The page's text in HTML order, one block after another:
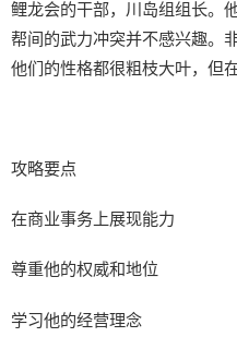
鲤龙会的干部，川岛组组长。
帮间的武力冲突并不感兴趣。
他们的性格都很粗枝大叶，但
攻略要点
在商业事务上展现能力
尊重他的权威和地位
学习他的经营理念